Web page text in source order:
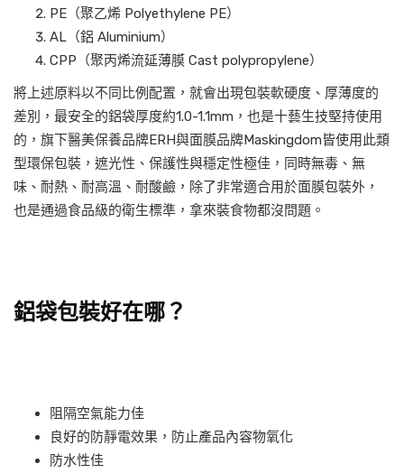
PE（聚乙烯 Polyethylene PE）
AL（鋁 Aluminium）
CPP（聚丙烯流延薄膜 Cast polypropylene）
將上述原料以不同比例配置，就會出現包裝軟硬度、厚薄度的
差別，最安全的鋁袋厚度約1.0-1.1mm，也是十藝生技堅持使用
的，旗下醫美保養品牌ERH與面膜品牌Maskingdom皆使用此類
型環保包裝，遮光性、保護性與穩定性極佳，同時無毒、無
味、耐熱、耐高溫、耐酸鹼，除了非常適合用於面膜包裝外，
也是通過食品級的衛生標準，拿來裝食物都沒問題。
鋁袋包裝好在哪？
阻隔空氣能力佳
良好的防靜電效果，防止產品內容物氧化
防水性佳